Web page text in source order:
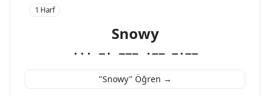
1 Harf
Snowy
··· −· −−− ·−− −·−−
"Snowy" Öğren →